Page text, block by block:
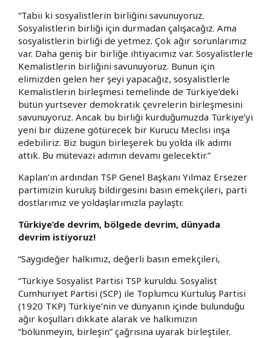
“Tabii ki sosyalistlerin birliğini savunuyoruz.
Sosyalistlerin birliği için durmadan çalışacağız. Ama
sosyalistlerin birliği de yetmez. Çok ağır sorunlarımız
var. Daha geniş bir birliğe ihtiyacımız var. Sosyalistlerle
Kemalistlerin birliğini savunuyoruz. Bunun için
elimizden gelen her şeyi yapacağız, sosyalistlerle
Kemalistlerin birleşmesi temelinde de Türkiye’deki
bütün yurtsever demokratik çevrelerin birleşmesini
savunuyoruz. Ancak bu birliği kurduğumuzda Türkiye’yi
yeni bir düzene götürecek bir Kurucu Meclisi inşa
edebiliriz. Biz bugün birleşerek bu yolda ilk adımı
attık. Bu mütevazi adımın devamı gelecektir.”
Kaplan’ın ardından TSP Genel Başkanı Yılmaz Ersezer
partimizin kuruluş bildirgesini basın emekçileri, parti
dostlarımız ve yoldaşlarımızla paylaştı:
Türkiye’de devrim, bölgede devrim, dünyada
devrim istiyoruz!
“Saygıdeğer halkımız, değerli basın emekçileri,
“Türkiye Sosyalist Partisi TSP kuruldu. Sosyalist
Cumhuriyet Partisi (SCP) ile Toplumcu Kurtuluş Partisi
(1920 TKP) Türkiye’nin ve dünyanın içinde bulunduğu
ağır koşulları dikkate alarak ve halkımızın
“bölünmeyin, birleşin” çağrısına uyarak birleştiler.